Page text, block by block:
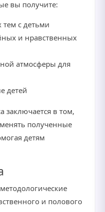
вы получите:
с детьми
и нравственных
атмосферы для
детей
заключается в том,
полученные
детям
и полового